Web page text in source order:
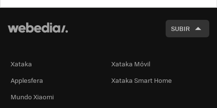
SUBIR
Xataka
Xataka Móvil
Applesfera
Xataka Smart Home
Mundo Xiaomi